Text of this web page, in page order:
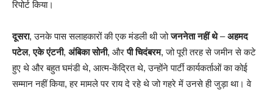
रिपोर्ट किया।
दूसरा, उनके पास सलाहकारों की एक मंडली थी जोजननेता नहीं थे–अहमद
पटेल,एके एंटनी, अंबिका सोनी, औरपी चिदंबरम, जो पूरी तरह से जमीन से कटे
हुए थे और बहुत घमंडी थे, आत्म-केंद्रित थे, उन्होंने पार्टी कार्यकर्ताओं का कोई
सम्मान नहीं किया, हर मामले पर राय दे रहे थे जो गहरे में उनसे ही जुड़ा था। वे